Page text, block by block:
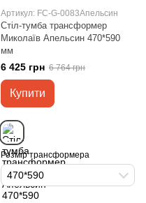
Артикул: FC-G-0083Апельсин
Стіл-тумба трансформер
Миколаїв Апельсин 470*590
мм
6 425 грн 6 764 грн
Купити
Розмір трансформера
470*590